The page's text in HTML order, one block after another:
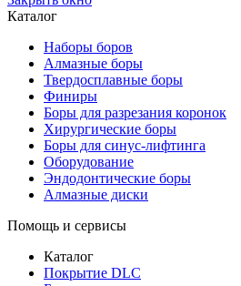
Каталог
Наборы боров
Алмазные боры
Твердосплавные боры
Финиры
Боры для разрезания коронок
Хирургические боры
Боры для синус-лифтинга
Оборудование
Эндодонтические боры
Алмазные диски
Помощь и сервисы
Каталог
Покрытие DLC